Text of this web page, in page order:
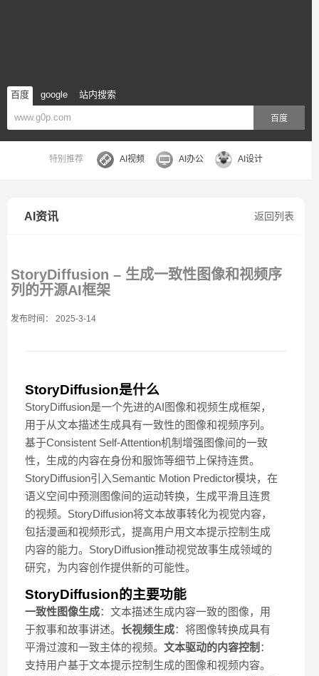
百度 google 站内搜索
百度
特别推荐 AI视频 AI办公 AI设计
返回列表
AI资讯
StoryDiffusion – 生成一致性图像和视频序
列的开源AI框架
发布时间： 2025-3-14
StoryDiffusion是什么
StoryDiffusion是一个先进的AI图像和视频生成框架，
用于从文本描述生成具有一致性的图像和视频序列。
基于Consistent Self-Attention机制增强图像间的一致
性，生成的内容在身份和服饰等细节上保持连贯。
StoryDiffusion引入Semantic Motion Predictor模块，在
语义空间中预测图像间的运动转换，生成平滑且连贯
的视频。StoryDiffusion将文本故事转化为视觉内容，
包括漫画和视频形式，提高用户用文本提示控制生成
内容的能力。StoryDiffusion推动视觉故事生成领域的
研究，为内容创作提供新的可能性。
StoryDiffusion的主要功能
一致性图像生成：文本描述生成内容一致的图像，用
于叙事和故事讲述。 长视频生成：将图像转换成具有
平滑过渡和一致主体的视频。 文本驱动的内容控制 ：
支持用户基于文本提示控制生成的图像和视频内容。